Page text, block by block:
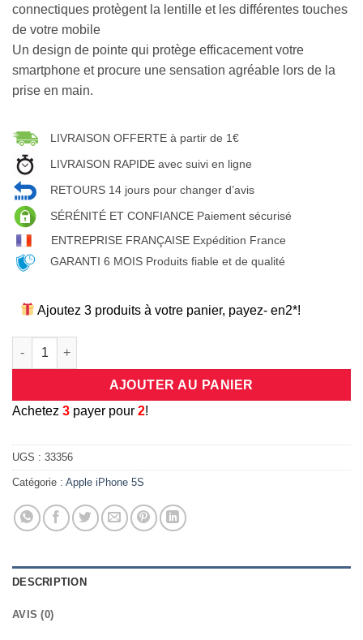
connectiques protègent la lentille et les différentes touches
de votre mobile
Un design de pointe qui protège efficacement votre
smartphone et procure une sensation agréable lors de la
prise en main.
LIVRAISON OFFERTE à partir de 1€
LIVRAISON RAPIDE avec suivi en ligne
RETOURS 14 jours pour changer d’avis
SÉRÉNITÉ ET CONFIANCE Paiement sécurisé
ENTREPRISE FRANÇAISE Expédition France
GARANTI 6 MOIS Produits fiable et de qualité
Ajoutez 3 produits à votre panier, payez- en2*!
quantité de Coque/bumper antichocs en silicone flexible
AJOUTER AU PANIER
Achetez 3 payer pour 2!
UGS : 33356
Catégorie : Apple iPhone 5S
DESCRIPTION
AVIS (0)